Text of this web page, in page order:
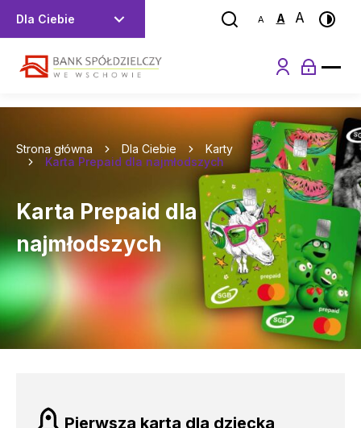
Przejdź
menu
głównego
do
menu
skrótów
Przejdź
treści
Przejdź
stopki
Dla Ciebie A A A
Strona główna Dla Ciebie
Karty
Karta Prepaid dla najmłodszych
Karta Prepaid dla
najmłodszych
Pierwsza karta dla dziecka